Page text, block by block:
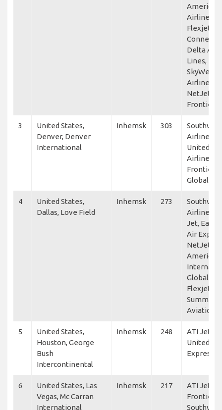
American
Airlines,
Flexjet,
Delta Air
Lines,
SkyWest
Airlines,
NetJets,
Frontier
3
United States,
Denver, Denver
International
Inhemsk 303
Airlines,
United
Airlines,
Frontier,
GlobalX
4
United States,
Dallas, Love Field
Inhemsk 273
Airlines,
Jet,
Air
NetJets,
American
GlobalX,
Flexjet,
Summit
Aviation
5
United States,
Houston, George
Bush
Intercontinental
Inhemsk 248
ATI Jet,
United
Express
6
United States, Las
Vegas, Mc Carran
International
Inhemsk 217
ATI Jet,
Frontier,